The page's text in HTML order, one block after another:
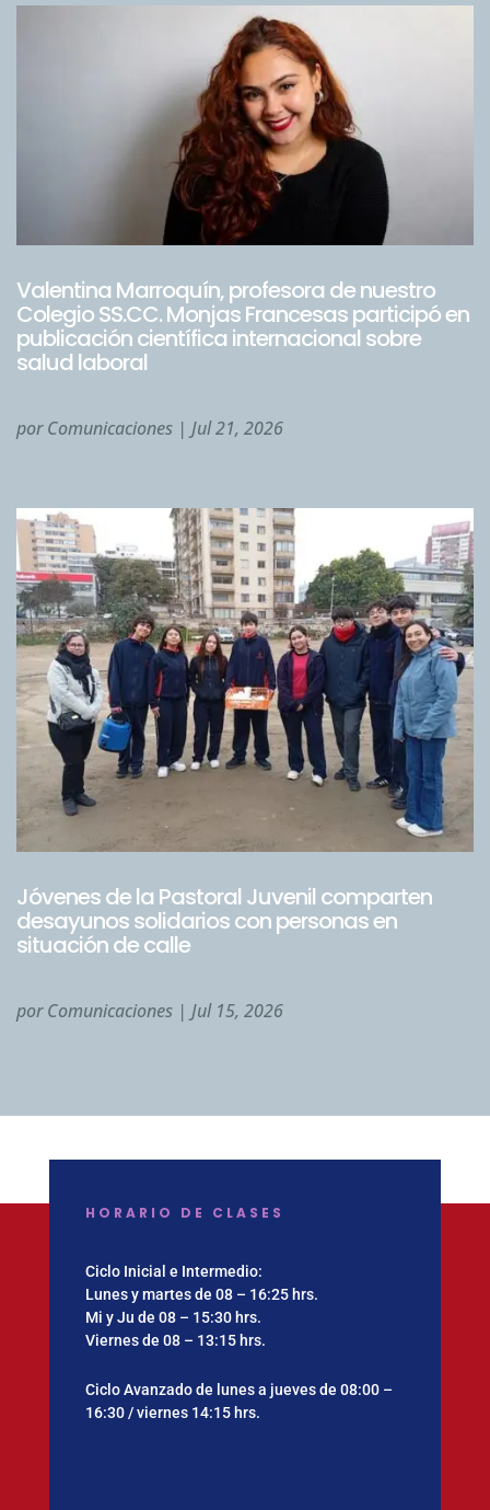
Valentina Marroquín, profesora de nuestro
Colegio SS.CC. Monjas Francesas participó en
publicación científica internacional sobre
salud laboral
porComunicaciones | Jul 21, 2026
Jóvenes de la Pastoral Juvenil comparten
desayunos solidarios con personas en
situación de calle
porComunicaciones | Jul 15, 2026
HORARIO DE CLASES
Ciclo Inicial e Intermedio:
Lunes y martes de 08 – 16:25 hrs.
Mi y Ju de 08 – 15:30 hrs.
Viernes de 08 – 13:15 hrs.
Ciclo Avanzado de lunes a jueves de 08:00 –
16:30 / viernes 14:15 hrs.